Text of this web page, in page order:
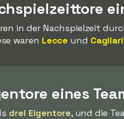
in der Nachspielzeit
waren Lecce und Cagliari
eines
drei Eigentore, und die